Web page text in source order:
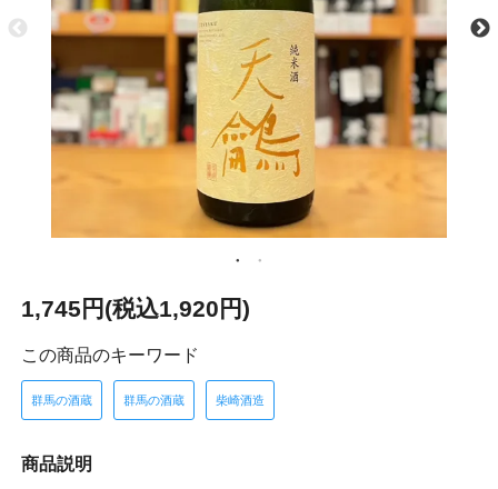
1,745円(税込1,920円)
この商品のキーワード
群馬の酒蔵 群馬の酒蔵 柴崎酒造
商品説明